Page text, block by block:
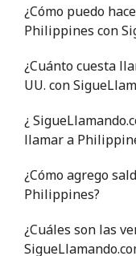
Línea fija ⁦13.9¢⁩
Celular ⁦8.9¢⁩
¿Cómo puedo
Philippines con
¿Cuánto cuesta
UU. con
¿
llamar a
¿Cómo agrego
Philippines?
¿Cuáles son las